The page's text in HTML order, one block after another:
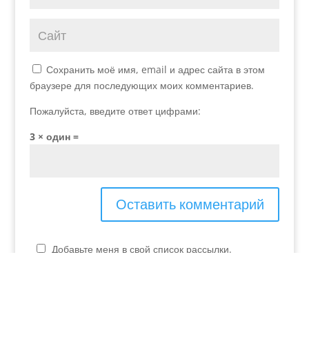
Сохранить моё имя, email и адрес сайта в этом
браузере для последующих моих комментариев.
Пожалуйста, введите ответ цифрами:
3 × один =
Добавьте меня в свой список рассылки.